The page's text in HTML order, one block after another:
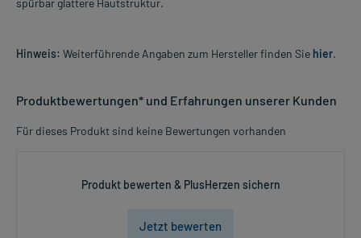
spürbar glattere Hautstruktur.
Hinweis: Weiterführende Angaben zum Hersteller finden Sie hier.
Produktbewertungen* und Erfahrungen unserer Kunden
Für dieses Produkt sind keine Bewertungen vorhanden
Produkt bewerten & PlusHerzen sichern
Jetzt bewerten